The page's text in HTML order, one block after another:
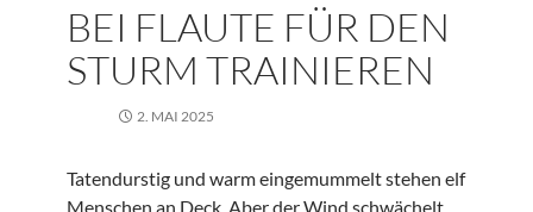
BEI FLAUTE FÜR DEN
STURM TRAINIEREN
2. MAI 2025
Tatendurstig und warm eingemummelt stehen elf
Menschen an Deck. Aber der Wind schwächelt,